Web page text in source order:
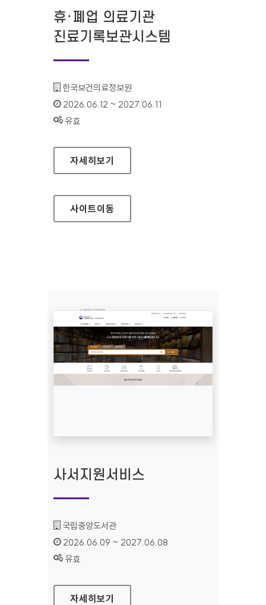
휴·폐업 의료기관
진료기록보관시스템
기관명 :
한국보건의료정보원
인증기간 :
2026.06.12 ~ 2027.06.11
상태 :
유효
휴·폐업 의료기관 진료기록보관시스템
자세히보기
사이트이동
사서지원서비스
기관명 :
국립중앙도서관
인증기간 :
2026.06.09 ~ 2027.06.08
상태 :
유효
사서지원서비스
자세히보기